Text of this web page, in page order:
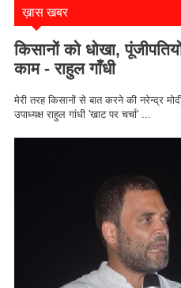
ख़ास खबर
किसानों को धोखा,
काम - राहुल गाँधी
मेरी तरह किसानों से बात करने की नरेन्द्र
उपाध्यक्ष राहुल गांधी 'खाट पर चर्चा' ...